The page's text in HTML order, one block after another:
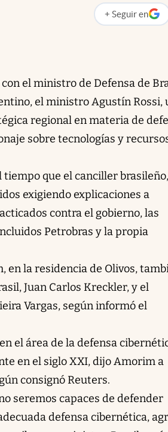
+ Seguir en
abre en nueva
el ministro de Defensa de
el ministro Agustín Rossi,
regional en materia de
sobre tecnologías y
que el canciller
exigiendo explicaciones a
contra el gobierno, las
Petrobras y la propia
en la residencia de Olivos,
Juan Carlos Kreckler, y el
Vargas, según informó el
el área de la defensa
en el siglo XXI, dijo Amorim a
consignó Reuters.
seremos capaces de defender
defensa cibernética,